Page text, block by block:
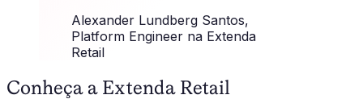
Alexander Lundberg Santos,
Platform Engineer na Extenda
Retail
Conheça a Extenda Retail